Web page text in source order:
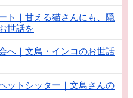
ト｜甘える猫さんにも、隠
世話を
へ｜文鳥・インコのお世話
ットシッター｜文鳥さんの